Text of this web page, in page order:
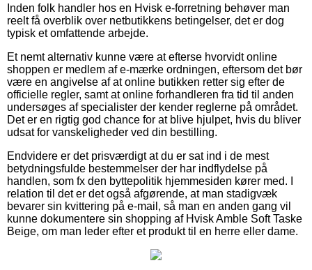
Inden folk handler hos en Hvisk e-forretning behøver man
reelt få overblik over netbutikkens betingelser, det er dog
typisk et omfattende arbejde.
Et nemt alternativ kunne være at efterse hvorvidt online
shoppen er medlem af e-mærke ordningen, eftersom det bør
være en angivelse af at online butikken retter sig efter de
officielle regler, samt at online forhandleren fra tid til anden
undersøges af specialister der kender reglerne på området.
Det er en rigtig god chance for at blive hjulpet, hvis du bliver
udsat for vanskeligheder ved din bestilling.
Endvidere er det prisværdigt at du er sat ind i de mest
betydningsfulde bestemmelser der har indflydelse på
handlen, som fx den byttepolitik hjemmesiden kører med. I
relation til det er det også afgørende, at man stadigvæk
bevarer sin kvittering på e-mail, så man en anden gang vil
kunne dokumentere sin shopping af Hvisk Amble Soft Taske
Beige, om man leder efter et produkt til en herre eller dame.